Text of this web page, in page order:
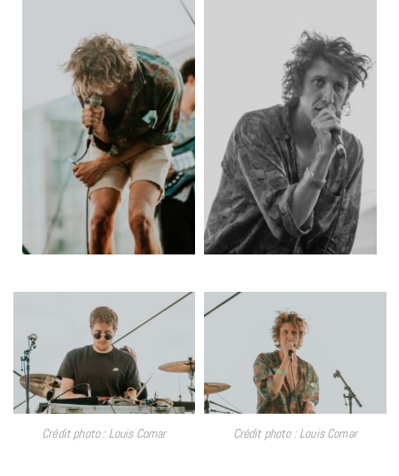
Crédit photo : Louis Comar Crédit photo : Louis Comar